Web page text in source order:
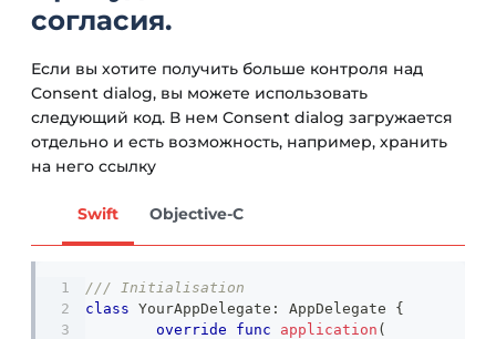
согласия.
Если вы хотите получить больше контроля над
Consent dialog, вы можете использовать
следующий код. В нем Consent dialog загружается
отдельно и есть возможность, например, хранить
на него ссылку
Swift Objective-C
/// Initialisation
class YourAppDelegate : AppDelegate
{
override
func application (